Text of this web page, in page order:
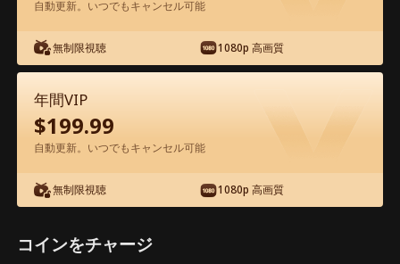
エピソード51 - 伝説の龍王、乞食から奇
跡の治癒へ 映画フル
1 2 3 4 5
自動更新。いつでもキャンセル可能
無制限視聴 1080p 高画質
年間VIP
$199.99
自動更新。いつでもキャンセル可能
無制限視聴 1080p 高画質
コインをチャージ